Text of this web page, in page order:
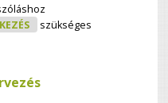
Tartalommal
szükséges